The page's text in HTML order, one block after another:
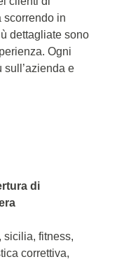
scorrendo in
dettagliate sono
Ogni
e
di
sicilia, fitness,
correttiva,